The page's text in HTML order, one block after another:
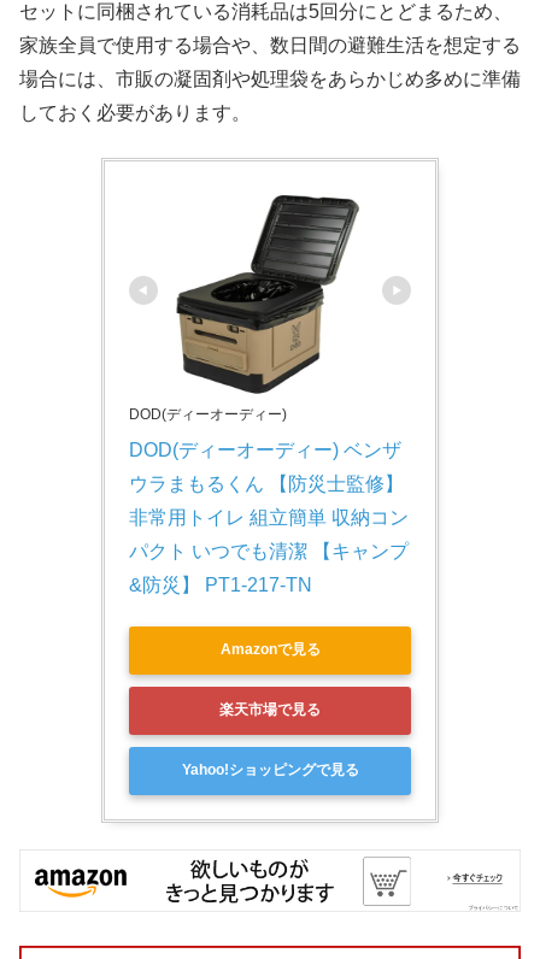
セットに同梱されている消耗品は5回分にとどまるため、
家族全員で使用する場合や、数日間の避難生活を想定する
場合には、市販の凝固剤や処理袋をあらかじめ多めに準備
しておく必要があります。
DOD(ディーオーディー)
DOD(ディーオーディー) ベンザ
ウラまもるくん 【防災士監修】
非常用トイレ 組立簡単 収納コン
パクト いつでも清潔 【キャンプ
&防災】 PT1-217-TN
Amazonで見る
楽天市場で見る
Yahoo!ショッピングで見る